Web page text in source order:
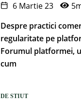
6 Martie 23
Despre practici
regularitate pe
Forumul platformei,
cum
DE STIUT